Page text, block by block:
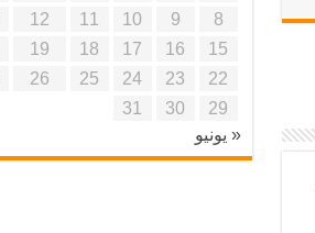
8
9
10
11
12
15
16
17
18
19
22
23
24
25
26
29
30
31
« يونيو